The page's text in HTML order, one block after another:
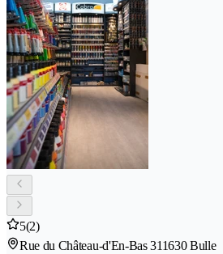
5(2)
Rue du Château-d'En-Bas 311630 Bulle